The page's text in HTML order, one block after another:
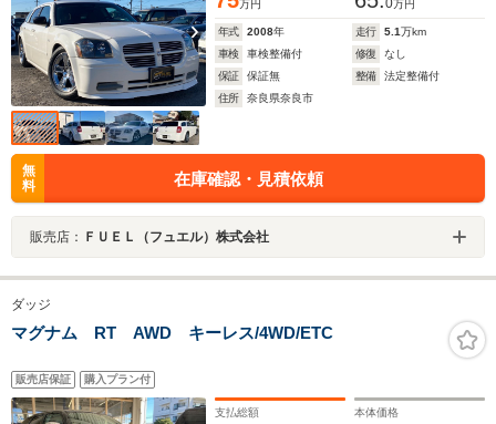
万円 万円
年式 2008年 走行 5.1万km
車検
車検整備付 修復
なし
保証
保証無 整備
法定整備付
住所
奈良県奈良市
無
料
在庫確認・見積依頼
販売店： ＦＵＥＬ（フュエル）株式会社
ダッジ
マグナム RT AWD キーレス/4WD/ETC
販売店保証 購入プラン付
支払総額 本体価格